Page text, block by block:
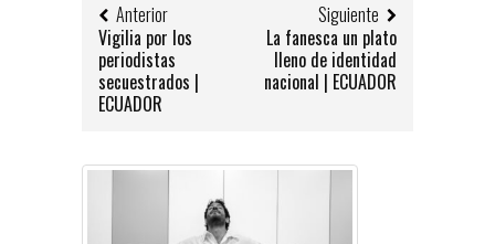
Anterior
Vigilia por los
periodistas
secuestrados |
ECUADOR
Siguiente
La fanesca un plato
lleno de identidad
nacional | ECUADOR